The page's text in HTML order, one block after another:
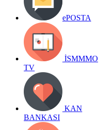
ePOSTA
İSMMMO
TV
KAN
BANKASI